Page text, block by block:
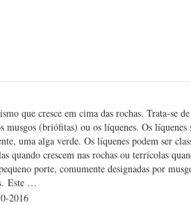
que cresce em cima das rochas. Trata-se
musgos (briófitas) ou os líquenes. Os
uma alga verde. Os líquenes podem ser
quando crescem nas rochas ou terrícolas
porte, comumente designadas por
Este …
2016